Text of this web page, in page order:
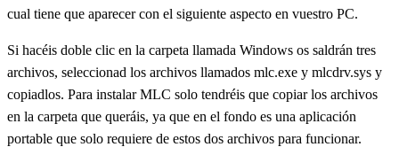
cual tiene que aparecer con el siguiente aspecto en vuestro PC.
Si hacéis doble clic en la carpeta llamada Windows os saldrán tres
archivos, seleccionad los archivos llamados mlc.exe y mlcdrv.sys y
copiadlos. Para instalar MLC solo tendréis que copiar los archivos
en la carpeta que queráis, ya que en el fondo es una aplicación
portable que solo requiere de estos dos archivos para funcionar.